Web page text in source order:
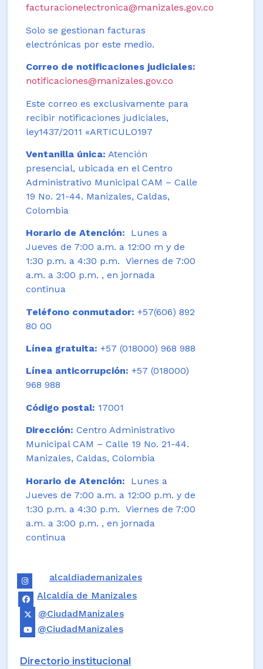
facturacionelectronica@manizales.gov.co
Solo se gestionan facturas
electrónicas por este medio.
Correo de notificaciones judiciales:
notificaciones@manizales.gov.co
Este correo es exclusivamente para
recibir notificaciones judiciales,
ley1437/2011 «ARTICULO197
Ventanilla única: Atención
presencial, ubicada en el Centro
Administrativo Municipal CAM – Calle
19 No. 21-44. Manizales, Caldas,
Colombia
Horario de Atención:
Lunes a
Jueves de 7:00 a.m. a 12:00 m y de
1:30 p.m. a 4:30 p.m. Viernes de 7:00
a.m. a 3:00 p.m. , en jornada
continua
Teléfono conmutador: +57(606) 892
80 00
Línea gratuita: +57 (018000) 968 988
Línea anticorrupción: +57 (018000)
968 988
Código postal: 17001
Dirección: Centro Administrativo
Municipal CAM – Calle 19 No. 21-44.
Manizales, Caldas, Colombia
Horario de Atención: Lunes a
Jueves de 7:00 a.m. a 12:00 p.m. y de
1:30 p.m. a 4:30 p.m. Viernes de 7:00
a.m. a 3:00 p.m. , en jornada
continua
alcaldiademanizales
Alcaldía de Manizales
@CiudadManizales
@CiudadManizales
Directorio institucional